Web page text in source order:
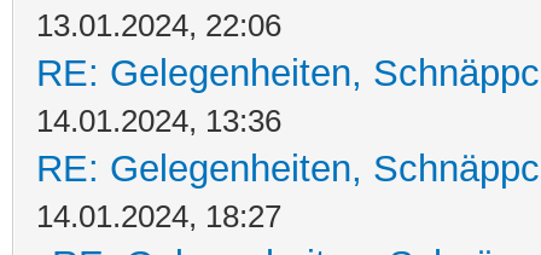
13.01.2024, 22:06
RE: Gelegenheiten,
14.01.2024, 13:36
RE: Gelegenheiten,
14.01.2024, 18:27